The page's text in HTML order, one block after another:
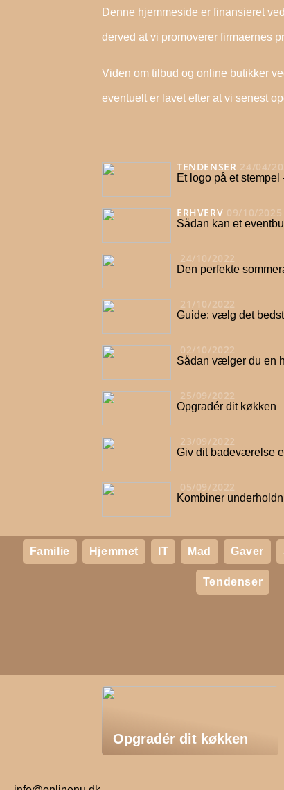
Denne hjemmeside er finansieret
derved at vi promoverer firmaernes
Viden om tilbud og online butikker
eventuelt er lavet efter at vi senest
TENDENSER 24/04/
Et logo på et
ERHVERV 09/10/2025
Sådan kan et
24/10/2022
Den perfekte
21/10/2022
Guide: vælg det
02/10/2022
Sådan vælger du en
25/09/2022
Opgradér dit køkken
23/09/2022
Giv dit badeværelse
05/09/2022
Kombiner
Familie Hjemmet IT Mad Gaver
Tendenser
Opgradér dit køkken